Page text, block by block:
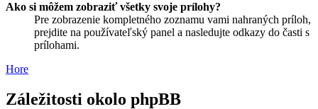
Ako si môžem zobraziť všetky svoje prílohy?
Pre zobrazenie kompletného zoznamu vami nahraných príloh,
prejdite na používateľský panel a nasledujte odkazy do časti s
prílohami.
Hore
Záležitosti okolo phpBB